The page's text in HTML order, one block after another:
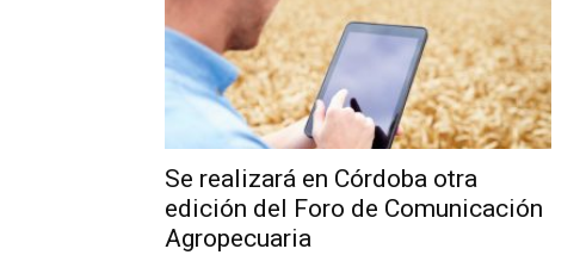
Se realizará en Córdoba otra
edición del Foro de Comunicación
Agropecuaria